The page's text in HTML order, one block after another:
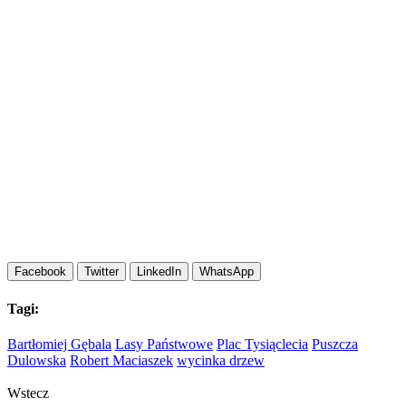
Facebook Twitter LinkedIn WhatsApp
Tagi:
Bartłomiej Gębala Lasy Państwowe Plac Tysiąclecia Puszcza
Dulowska Robert Maciaszek wycinka drzew
Wstecz